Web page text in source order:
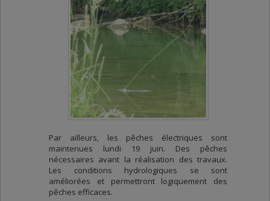
Par ailleurs, les pêches électriques sont
maintenues lundi 19 juin. Des pêches
nécessaires avant la réalisation des travaux.
Les conditions hydrologiques se sont
améliorées et permettront logiquement des
pêches efficaces.